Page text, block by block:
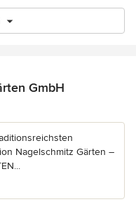
GmbH
5 Sternen
Nagelschmitz Gärten –